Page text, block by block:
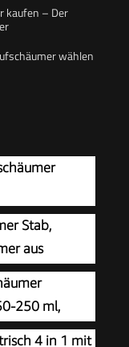
kaufen – Der
wählen
Stab,
aus
und
250 ml,
für
4 in 1 mit